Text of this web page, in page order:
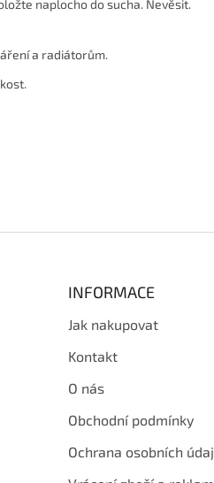
naplocho do sucha. Nevěsit.
a radiátorům.
INFORMACE
Jak nakupovat
Kontakt
O nás
Obchodní podmínky
Ochrana osobních